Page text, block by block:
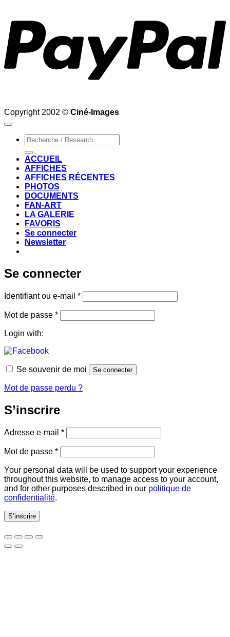
Copyright 2002 © Ciné-Images
Recherche
pour :
ACCUEIL
AFFICHES
AFFICHES RÉCENTES
PHOTOS
DOCUMENTS
FAN-ART
LA GALERIE
FAVORIS
Se connecter
Newsletter
Se connecter
Identifiant ou e-mail *Obligatoire
Mot de passe *Obligatoire
Login with:
Se souvenir de moi Se connecter
Mot de passe perdu ?
S’inscrire
Adresse e-mail *Obligatoire
Mot de passe *Obligatoire
Your personal data will be used to support your experience
throughout this website, to manage access to your account,
and for other purposes described in our politique de
confidentialité.
S’inscrire